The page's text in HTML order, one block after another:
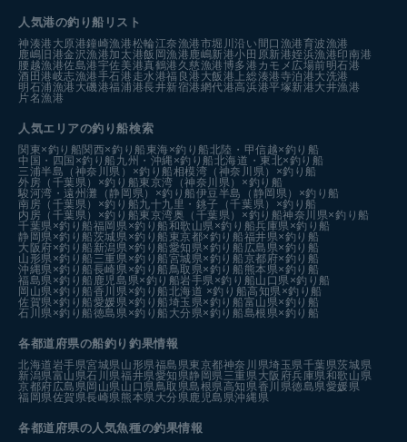
人気港の釣り船リスト
神湊港 大原港鐘崎漁港松輪江奈漁港市堀川沿い 間口漁港育波漁港
鹿嶋旧港金沢漁港加太港飯岡漁港鹿嶋新港小田原新港姪浜漁港印南港
腰越漁港佐島港宇佐美港真鶴港 久慈漁港博多港カモメ広場前明石港
酒田港岐志漁港手石港 走水港福良港 大飯港 上総湊港寺泊港大洗港
明石浦漁港 大磯港福浦港長井新宿港網代港高浜港平塚新港大井漁港
片名漁港
人気エリアの釣り船検索
関東×釣り船関西×釣り船 東海×釣り船北陸・甲信越×釣り船
中国・四国×釣り船 九州・沖縄×釣り船北海道・東北×釣り船
三浦半島（神奈川県）×釣り船相模湾（神奈川県）×釣り船
外房（千葉県）×釣り船東京湾（神奈川県）×釣り船
駿河湾・遠州灘（静岡県）×釣り船伊豆半島（静岡県）×釣り船
南房（千葉県）×釣り船九十九里・銚子（千葉県）×釣り船
内房（千葉県）×釣り船東京湾奥（千葉県）×釣り船神奈川県×釣り船
千葉県×釣り船福岡県×釣り船和歌山県×釣り船兵庫県×釣り船
静岡県×釣り船茨城県×釣り船 東京都×釣り船福井県×釣り船
大阪府×釣り船 新潟県×釣り船愛知県×釣り船 広島県×釣り船
山形県×釣り船 三重県×釣り船宮城県×釣り船京都府×釣り船
沖縄県×釣り船長崎県×釣り船鳥取県×釣り船 熊本県×釣り船
福島県×釣り船 鹿児島県×釣り船岩手県×釣り船山口県×釣り船
岡山県×釣り船香川県×釣り船北海道 ×釣り船高知県×釣り船
佐賀県×釣り船愛媛県×釣り船埼玉県×釣り船富山県×釣り船
石川県×釣り船徳島県×釣り船 大分県×釣り船島根県×釣り船
各都道府県の船釣り釣果情報
北海道岩手県宮城県山形県福島県東京都神奈川県埼玉県千葉県茨城県
新潟県富山県石川県福井県愛知県静岡県三重県大阪府兵庫県和歌山県
京都府広島県岡山県山口県鳥取県島根県高知県香川県徳島県愛媛県
福岡県佐賀県長崎県熊本県大分県鹿児島県沖縄県
各都道府県の人気魚種の釣果情報